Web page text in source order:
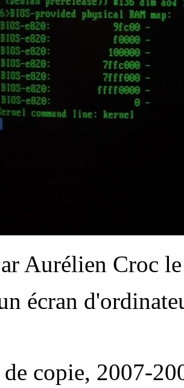
Aurélien Croc
écran
copie, 2007-